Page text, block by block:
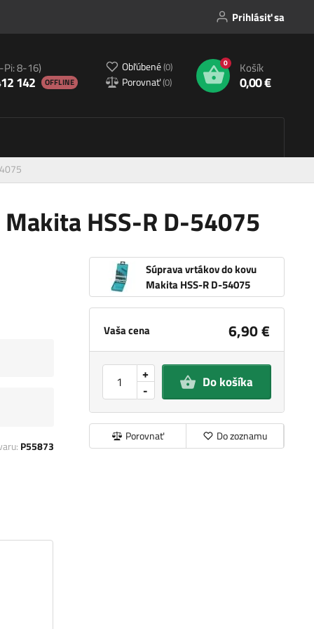
Prihlásiť sa
Pi: 8-16)
142 OFFLINE
Obľúbené(0)
Porovnať(0)
0 Košík
0,00 €
HSS-R D-54075
Súprava vrtákov do kovu
Makita HSS-R D-54075
Vaša cena 6,90 €
-
+ Do košíka
Porovnať Do zoznamu
P55873